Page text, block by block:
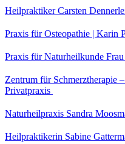
Heilpraktiker Carsten
Praxis für Osteopathie | Karin
Praxis für Naturheilkunde
Zentrum für Schmerztherapie
Privatpraxis
Naturheilpraxis Sandra
Heilpraktikerin Sabine